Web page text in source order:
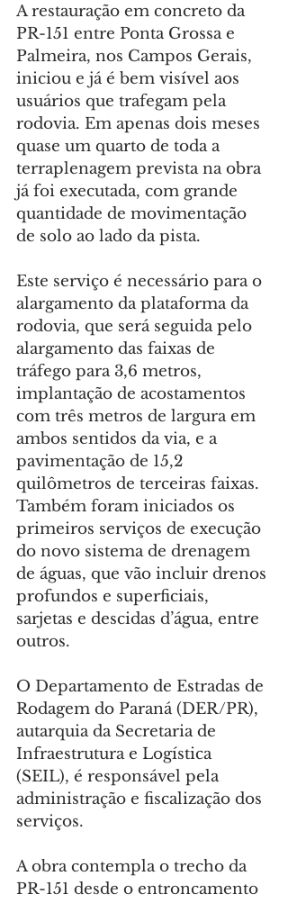
A restauração em concreto da
PR-151 entre Ponta Grossa e
Palmeira, nos Campos Gerais,
iniciou e já é bem visível aos
usuários que trafegam pela
rodovia. Em apenas dois meses
quase um quarto de toda a
terraplenagem prevista na obra
já foi executada, com grande
quantidade de movimentação
de solo ao lado da pista.
Este serviço é necessário para o
alargamento da plataforma da
rodovia, que será seguida pelo
alargamento das faixas de
tráfego para 3,6 metros,
implantação de acostamentos
com três metros de largura em
ambos sentidos da via, e a
pavimentação de 15,2
quilômetros de terceiras faixas.
Também foram iniciados os
primeiros serviços de execução
do novo sistema de drenagem
de águas, que vão incluir drenos
profundos e superficiais,
sarjetas e descidas d’água, entre
outros.
O Departamento de Estradas de
Rodagem do Paraná (DER/PR),
autarquia da Secretaria de
Infraestrutura e Logística
(SEIL), é responsável pela
administração e fiscalização dos
serviços.
A obra contempla o trecho da
PR-151 desde o entroncamento